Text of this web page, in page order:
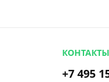
КОНТАКТЫ
+7 495